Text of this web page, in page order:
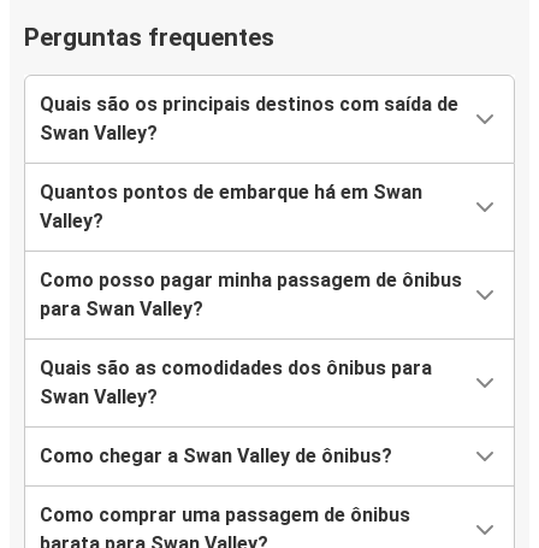
Perguntas frequentes
Quais são os principais destinos com saída de
Swan Valley?
Quantos pontos de embarque há em Swan
Valley?
Como posso pagar minha passagem de ônibus
para Swan Valley?
Quais são as comodidades dos ônibus para
Swan Valley?
Como chegar a Swan Valley de ônibus?
Como comprar uma passagem de ônibus